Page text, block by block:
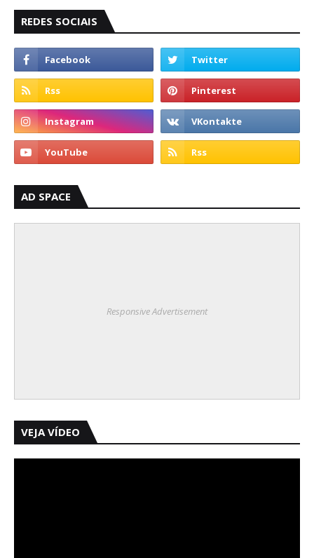
REDES SOCIAIS
AD SPACE
Responsive Advertisement
VEJA VÍDEO